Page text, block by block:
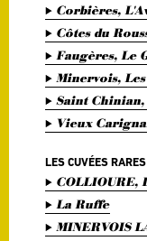
Corbières,
Côtes du
Faugères, Le
Minervois,
Saint
Vieux
LES CUVÉES RARES
COLLIOURE,
La Ruffe
MINERVOIS